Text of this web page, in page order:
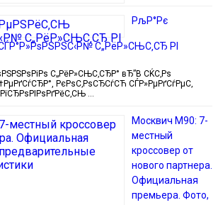
РљР°Рє
С„РёР»СЊС‚СЂ РІ
С„РёР»СЊС‚СЂР° вЂ”В СЌС‚Рѕ
РєРѕС‚РѕСЂСѓСЋ СЃР»РµРґСѓРµС‚
…
Москвич М90: 7-
местный
кроссовер от
нового партнера.
Официальная
премьера. Фото,